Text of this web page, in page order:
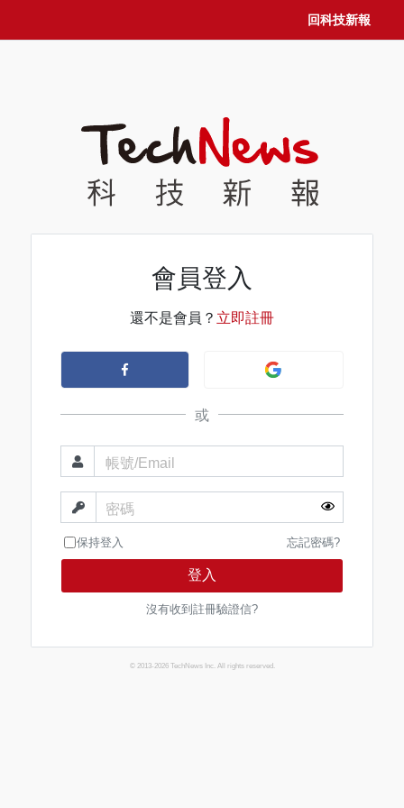
回科技新報
會員登入
還不是會員？ 立即註冊
或
帳號/Email
密碼
保持登入 忘記密碼?
登入
沒有收到註冊驗證信?
© 2013-2026 TechNews Inc. All rights reserved.